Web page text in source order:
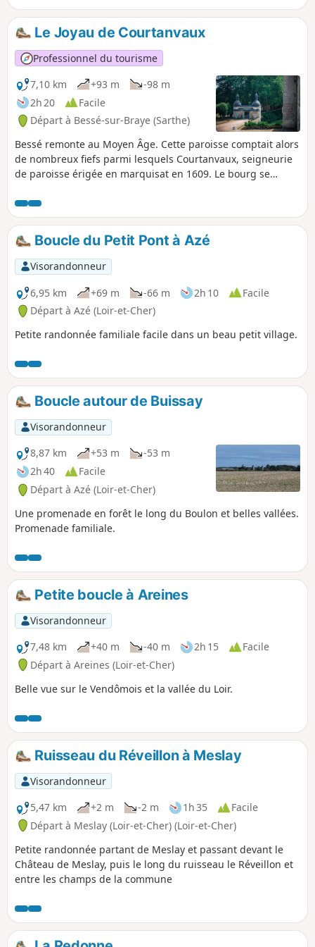
boisé étant accessible au public librement toute l'année,
c'est le point de départ de cette balade qui explore par
ailleurs un joli bocage sur une petite route goudronnée.
Le Joyau de Courtanvaux
Professionnel du tourisme
7,10 km
+93 m
-98 m
2h 20
Facile
Départ à Bessé-sur-Braye (Sarthe)
Bessé remonte au Moyen Âge. Cette paroisse comptait alors
de nombreux fiefs parmi lesquels Courtanvaux, seigneurie
de paroisse érigée en marquisat en 1609. Le bourg se
l’implantation de sites pré-industriels, comme en
témoignent la fabrique de coton établie par Elie Savatier en
1735 (à la place d’un ancien site de fabrication d’étamines)
ou le moulin à papier créé sur le site de la Roche en 1824.
Ce dernier est devenu depuis le principal site industriel de
la commune.
Boucle du Petit Pont à Azé
Visorandonneur
6,95 km
+69 m -66 m 2h 10
Facile
Départ à Azé (Loir-et-Cher)
Petite randonnée familiale facile dans un beau petit village.
Boucle autour de Buissay
Visorandonneur
8,87 km
+53 m
-53 m
2h 40
Facile
Départ à Azé (Loir-et-Cher)
Une promenade en forêt le long du Boulon et belles vallées.
Promenade familiale.
Petite boucle à Areines
Visorandonneur
7,48 km
+40 m -40 m 2h 15
Facile
Départ à Areines (Loir-et-Cher)
Belle vue sur le Vendômois et la vallée du Loir.
Ruisseau du Réveillon à Meslay
Visorandonneur
5,47 km
+2 m -2 m 1h 35
Facile
Départ à Meslay (Loir-et-Cher) (Loir-et-Cher)
Petite randonnée partant de Meslay et passant devant le
Château de Meslay, puis le long du ruisseau le Réveillon et
entre les champs de la commune